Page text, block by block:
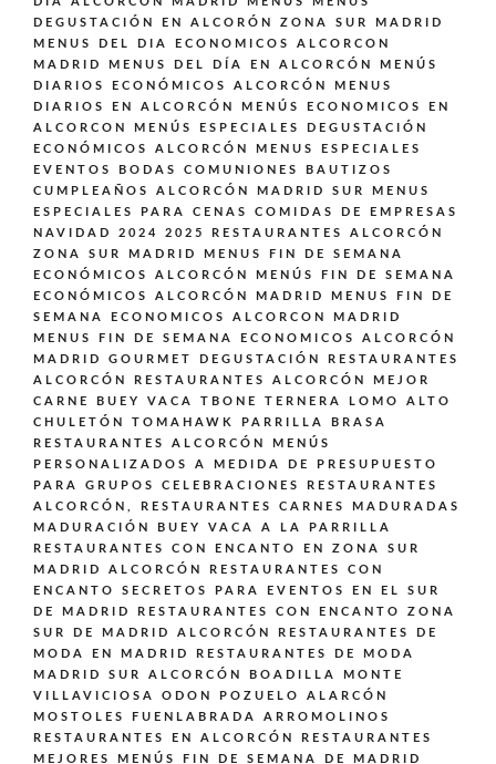
DEGUSTACIÓN EN ALCORÓN ZONA SUR MADRID
MENUS DEL DIA ECONOMICOS ALCORCON
MADRID
MENUS DEL DÍA EN ALCORCÓN
MENÚS
DIARIOS ECONÓMICOS ALCORCÓN
MENUS
DIARIOS EN ALCORCÓN
MENÚS ECONOMICOS EN
ALCORCON
MENÚS ESPECIALES DEGUSTACIÓN
ECONÓMICOS ALCORCÓN
MENUS ESPECIALES
EVENTOS BODAS COMUNIONES BAUTIZOS
CUMPLEAÑOS ALCORCÓN MADRID SUR
MENUS
ESPECIALES PARA CENAS COMIDAS DE EMPRESAS
NAVIDAD 2024 2025 RESTAURANTES ALCORCÓN
ZONA SUR MADRID
MENUS FIN DE SEMANA
ECONÓMICOS ALCORCÓN
MENÚS FIN DE SEMANA
ECONÓMICOS ALCORCÓN MADRID
MENUS FIN DE
SEMANA ECONOMICOS ALCORCON MADRID
MENUS FIN DE SEMANA ECONOMICOS ALCORCÓN
MADRID GOURMET DEGUSTACIÓN
RESTAURANTES
ALCORCÓN
RESTAURANTES ALCORCÓN MEJOR
CARNE BUEY VACA TBONE TERNERA LOMO ALTO
CHULETÓN TOMAHAWK PARRILLA BRASA
RESTAURANTES ALCORCÓN MENÚS
PERSONALIZADOS A MEDIDA DE PRESUPUESTO
PARA GRUPOS CELEBRACIONES
RESTAURANTES
ALCORCÓN,
RESTAURANTES CARNES MADURADAS
MADURACIÓN BUEY VACA A LA PARRILLA
RESTAURANTES CON ENCANTO EN ZONA SUR
MADRID ALCORCÓN
RESTAURANTES CON
ENCANTO SECRETOS PARA EVENTOS EN EL SUR
DE MADRID
RESTAURANTES CON ENCANTO ZONA
SUR DE MADRID ALCORCÓN
RESTAURANTES DE
MODA EN MADRID
RESTAURANTES DE MODA
MADRID SUR ALCORCÓN BOADILLA MONTE
VILLAVICIOSA ODON POZUELO ALARCÓN
MOSTOLES FUENLABRADA ARROMOLINOS
RESTAURANTES EN ALCORCÓN
RESTAURANTES
MEJORES MENÚS FIN DE SEMANA DE MADRID